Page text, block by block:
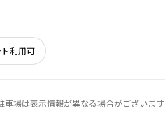
利用可
場は表示情報が異なる場合がございます